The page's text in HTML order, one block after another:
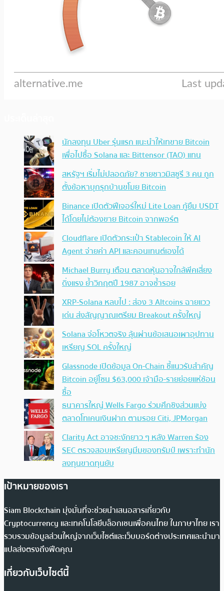
นักลงทุน Uber รุ่นแรก แนะนำให้เทขาย Bitcoin
เพื่อไปซื้อ Solana และ Bittensor (TAO) แทน
สหรัฐฯ เริ่มไม่ปลอดภัย? ชายชาวมิสซูรี 3 คน ถูก
ตั้งข้อหาบุกรุกบ้านขโมย Bitcoin
Binance เปิดตัวฟีเจอร์ใหม่ Lite Loan กู้ยืม USDT
ได้โดยไม่ต้องขาย Bitcoin จากพอร์ต
Cloudflare เปิดตัวกระเป๋า Stablecoin ให้ AI
Agent จ่ายค่า API และคอนเทนต์เองได้
Michael Burry เตือน ตลาดหุ้นอาจใกล้พีคเสี่ยง
ดิ่งแรง ย้ำวิกฤตปี 1987 อาจซ้ำรอย
XRP-Solana หลบไป : ส่อง 3 Altcoins ฉายแวว
เด่น ส่งสัญญาณเตรียม Breakout ครั้งใหญ่
Solana จ่อโหวตจริง ลุ้นผ่านข้อเสนอเผาอุปทาน
เหรียญ SOL ครั้งใหญ่
Glassnode เปิดข้อมูล On-Chain ชี้แนวรับสำคัญ
Bitcoin อยู่โซน $63,000 เจ้ามือ-รายย่อยแห่ช้อน
ซื้อ
ธนาคารใหญ่ Wells Fargo ร่วมศึกชิงส่วนแบ่ง
ตลาดโทเคนเงินฝาก ตามรอย Citi, JPMorgan
Clarity Act อาจชะงักยาว ๆ หลัง Warren ร้อง
SEC ตรวจสอบเหรียญมีมของทรัมป์ เพราะทำนัก
ลงทุนขาดทุนยับ
เป้าหมายของเรา
Siam Blockchain มุ่งมั่นที่จะช่วยนำเสนอสารเกี่ยวกับ
Cryptocurrency และเทคโนโลยีบล็อกเชนเพื่อคนไทย ในภาษาไทย เรา
รวบรวมข้อมูลส่วนใหญ่จากเว็บไซต์และเว็บบอร์ดต่างประเทศและนำมา
แปลส่งตรงถึงฟีดคุณ
เกี่ยวกับเว็บไซต์นี้